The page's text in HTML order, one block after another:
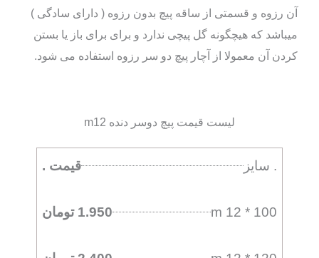
آن رزوه و قسمتی از ساقه پیچ بدون رزوه ( دارای سادگی )
میباشد که هیچگونه گل پیچی ندارد و برای برای باز یا بستن
کردن آن معمولا از آچار پیچ دو سر رزوه استفاده می شود.
لیست قیمت پیچ دوسر دنده m12
. سایز قیمت .
m 12 * 100 1.950 تومان